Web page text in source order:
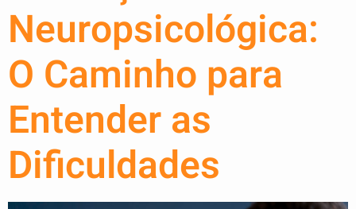
Neuropsicológica:
O Caminho para
Entender as
Dificuldades